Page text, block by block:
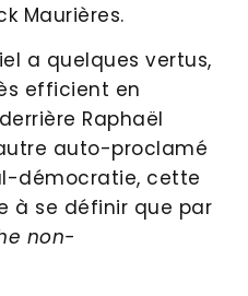
Maurières.
a quelques vertus,
efficient en
Raphaël
auto-proclamé
démocratie, cette
à se définir que par
non-